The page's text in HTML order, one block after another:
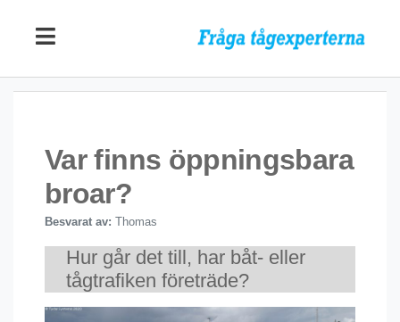
Var finns öppningsbara
broar?
Besvarat av: Thomas
Hur går det till, har båt- eller
tågtrafiken företräde?